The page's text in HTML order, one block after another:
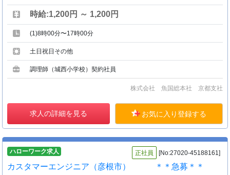
時給:1,200円 ～ 1,200円
(1)8時00分〜17時00分
土日祝日その他
調理師（城西小学校）契約社員
株式会社 魚国総本社 京都支社
求人の詳細を見る お気に入り登録する
ハローワーク求人 正社員 [No:27020-45188161]
カスタマーエンジニア（彦根市） ＊＊急募＊＊